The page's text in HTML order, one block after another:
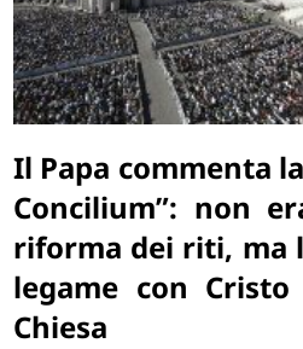
Il Papa commenta
Concilium”: non
riforma dei riti, ma
legame con
Chiesa